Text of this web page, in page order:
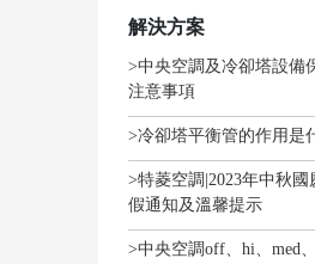
解決方案
>中央空調及冷卻塔設備
注意事項
>冷卻塔平衡管的作用是
>特菱空調|2023年中秋國
假通知及溫馨提示
>中央空調off、hi、med